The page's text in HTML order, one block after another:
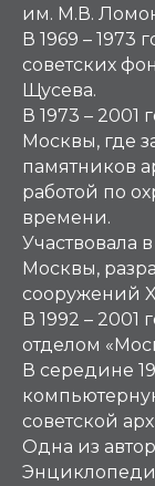
им. М.В.
В 1969 – 1973
советских
Щусева.
В 1973 – 2001
Москвы, где
памятников
работой по
времени.
Участвовала
Москвы,
сооружений
В 1992 – 2001
отделом
В середине
советской
Одна из